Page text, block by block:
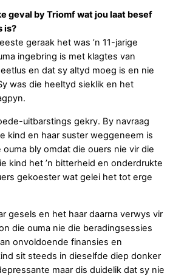
geval by Triomf wat jou laat besef
is?
geraak het was ’n 11-jarige
ingebring is met klagtes van
en dat sy altyd moeg is en nie
was die heeltyd sieklik en het
uitbarstings gekry. By navraag
kind en haar suster weggeneem is
bly omdat die ouers nie vir die
kind het ’n bitterheid en onderdrukte
gekoester wat gelei het tot erge
gesels en het haar daarna verwys vir
die ouma nie die beradingsessies
onvoldoende finansies en
sit steeds in dieselfde diep donker
maar dis duidelik dat sy nie